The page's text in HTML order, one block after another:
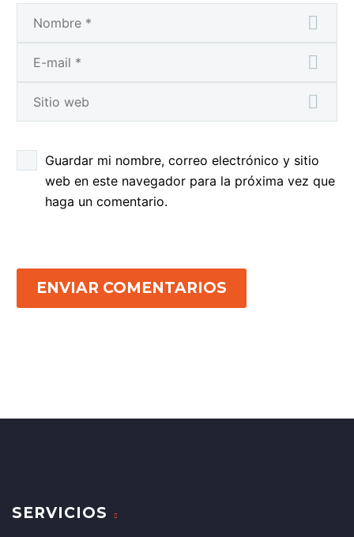
Guardar mi nombre, correo electrónico y sitio
web en este navegador para la próxima vez que
haga un comentario.
ENVIAR COMENTARIOS
SERVICIOS